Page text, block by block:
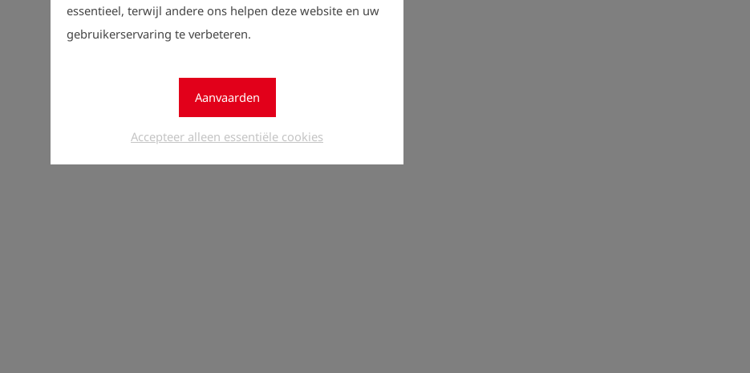
essentieel, terwijl andere ons helpen deze website en uw
gebruikerservaring te verbeteren.
Aanvaarden
Accepteer alleen essentiële cookies